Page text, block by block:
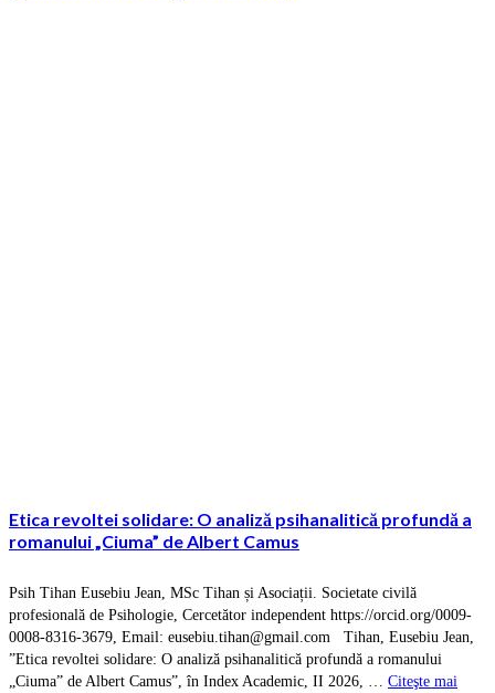
Etica revoltei solidare: O analiză psihanalitică profundă a
romanului „Ciuma” de Albert Camus
Psih Tihan Eusebiu Jean, MSc Tihan și Asociații. Societate civilă
profesională de Psihologie, Cercetător independent https://orcid.org/0009-
0008-8316-3679, Email: eusebiu.tihan@gmail.com Tihan, Eusebiu Jean,
”Etica revoltei solidare: O analiză psihanalitică profundă a romanului
„Ciuma” de Albert Camus”, în Index Academic, II 2026, … Citeşte mai